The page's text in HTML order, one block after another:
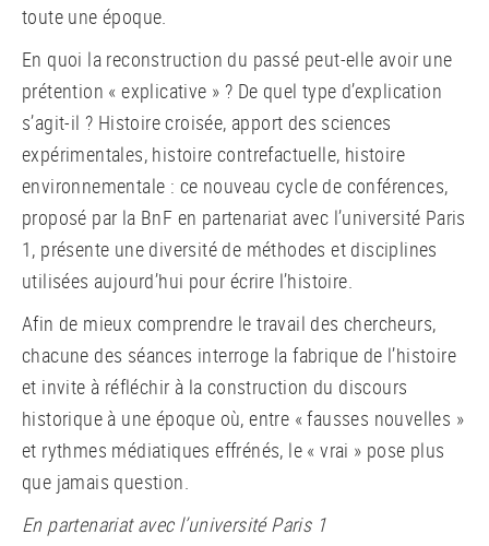
toute une époque.
En quoi la reconstruction du passé peut-elle avoir une
prétention « explicative » ? De quel type d’explication
s’agit-il ? Histoire croisée, apport des sciences
expérimentales, histoire contrefactuelle, histoire
environnementale : ce nouveau cycle de conférences,
proposé par la BnF en partenariat avec l’université Paris
1, présente une diversité de méthodes et disciplines
utilisées aujourd’hui pour écrire l’histoire.
Afin de mieux comprendre le travail des chercheurs,
chacune des séances interroge la fabrique de l’histoire
et invite à réfléchir à la construction du discours
historique à une époque où, entre « fausses nouvelles »
et rythmes médiatiques effrénés, le « vrai » pose plus
que jamais question.
En partenariat avec l’université Paris 1